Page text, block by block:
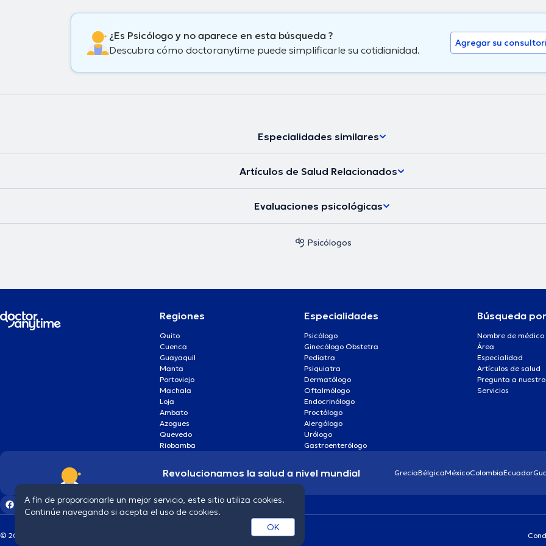
¿Es Psicólogo y no aparece en esta búsqueda ?
Descubra cómo doctoranytime puede simplificarle su cotidianidad.
Agregar su
Especialidades similares
Artículos de Salud Relacionados
Evaluaciones psicológicas
Psicólogos
Regiones
Quito
Cuenca
Guayaquil
Manta
Portoviejo
Machala
Loja
Ambato
Azogues
Quevedo
Riobamba
Especialidades
Psicólogo
Ginecólogo Obstetra
Pediatra
Psiquiatra
Dermatólogo
Oftalmólogo
Endocrinólogo
Proctólogo
Alergólogo
Urólogo
Gastroenterólogo
Búsqueda por
Nombre de médico
Área
Especialidad
Artículos de salud
Pregunta a
Servicios
Revolucionamos la salud a nivel mundial GreciaBélgicaMéxicoColombiaEcuador
© 2026 doctoranytime
A fin de proporcionarle un mejor servicio, este sitio utiliza cookies.
Continúe navegando si acepta el uso de cookies.
OK